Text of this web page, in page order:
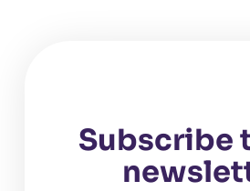
Subscribe